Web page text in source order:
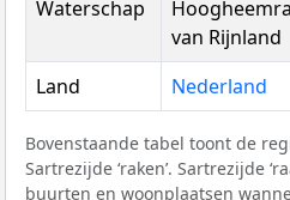
Waterschap
van Rijnland
Land Nederland
Bovenstaande tabel toont de
Sartrezijde ‘raken’. Sartrezijde
buurten en woonplaatsen